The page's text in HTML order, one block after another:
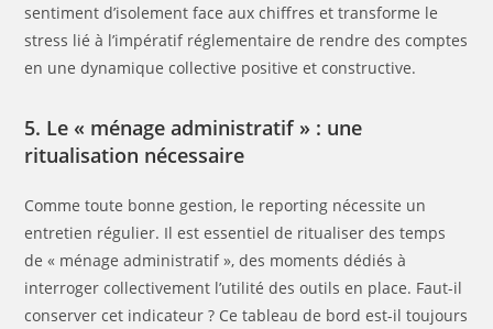
sentiment d’isolement face aux chiffres et transforme le
stress lié à l’impératif réglementaire de rendre des comptes
en une dynamique collective positive et constructive.
5. Le « ménage administratif » : une
ritualisation nécessaire
Comme toute bonne gestion, le reporting nécessite un
entretien régulier. Il est essentiel de ritualiser des temps
de « ménage administratif », des moments dédiés à
interroger collectivement l’utilité des outils en place. Faut-il
conserver cet indicateur ? Ce tableau de bord est-il toujours